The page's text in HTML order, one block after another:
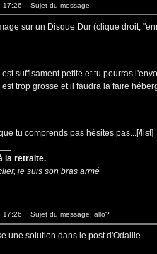
17:26 Sujet du message:
sur un Disque Dur (clique droit,
suffisament petite et tu pourras
trop grosse et il faudra la faire
tu comprends pas hésites pas...[/list]
la retraite.
je suis son bras armé
17:26 Sujet du message: allo?
une solution dans le post d'Odallie.